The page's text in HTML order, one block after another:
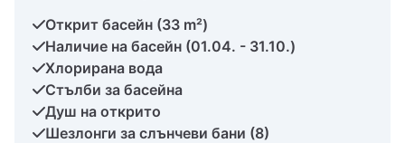
Открит басейн (33 m²)
Наличие на басейн (01.04. - 31.10.)
Хлорирана вода
Стълби за басейна
Душ на открито
Шезлонги за слънчеви бани (8)